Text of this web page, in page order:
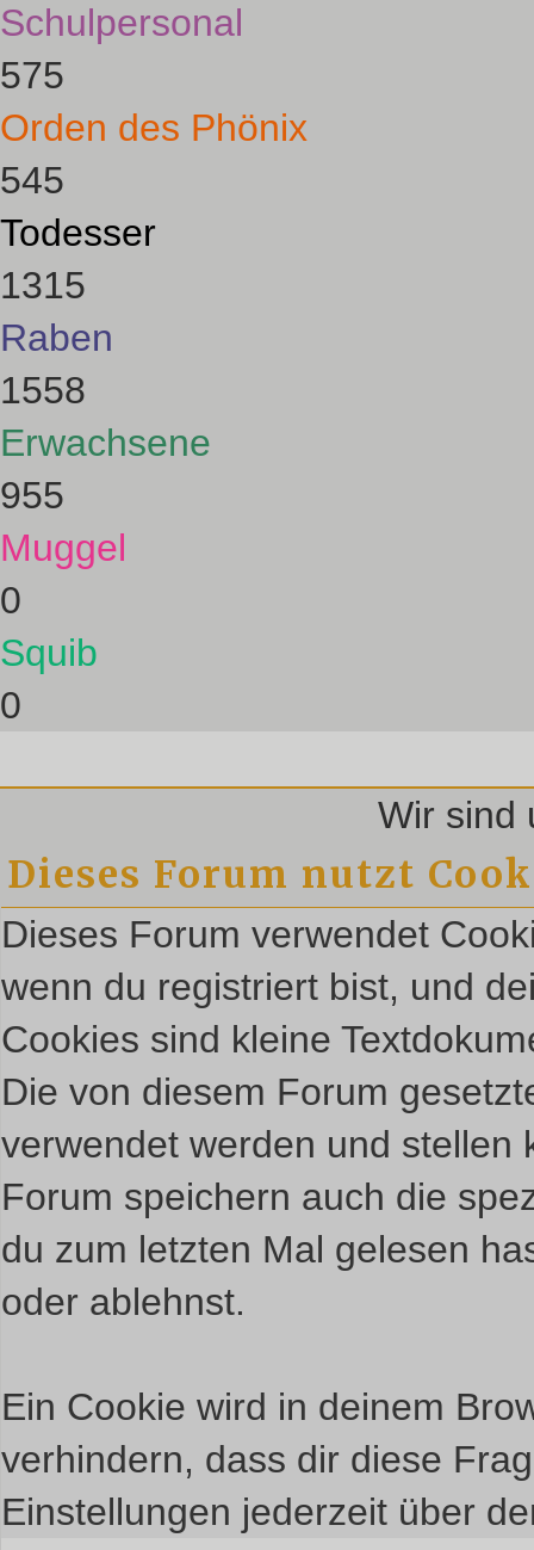
Schulpersonal
575
Orden des Phönix
545
Todesser
1315
Raben
1558
Erwachsene
955
Muggel
0
Squib
0
Wir sind
Dieses Forum nutzt
Dieses Forum verwendet
wenn du registriert bist, und
Cookies sind kleine
Die von diesem Forum
verwendet werden und stellen
Forum speichern auch die
du zum letzten Mal gelesen
oder ablehnst.
Ein Cookie wird in deinem
verhindern, dass dir diese
Einstellungen jederzeit über